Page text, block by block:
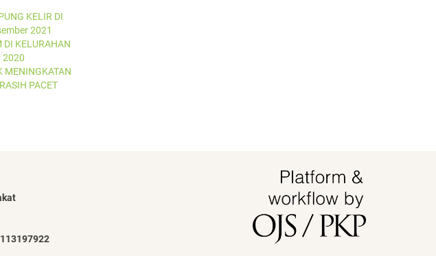
KELIR DI
2021
DI KELURAHAN
2020
MENINGKATAN
PACET